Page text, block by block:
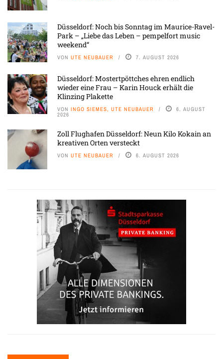
Düsseldorf: Noch bis Sonntag im Maurice-Ravel-
Park – „Liebe das Leben – pempelfort music
weekend“
VON UTE NEUBAUER 7. AUGUST 2026
Düsseldorf: Mostertpöttches ehren endlich
wieder eine Frau – Karin Houck erhält die
Klinzing Plakette
VON INGO SIEMES, UTE NEUBAUER 6. AUGUST
2026
Zoll Flughafen Düsseldorf: Neun Kilo Kokain an
kreativen Orten versteckt
VON UTE NEUBAUER 6. AUGUST 2026